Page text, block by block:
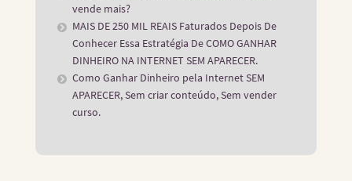
vende mais?
MAIS DE 250 MIL REAIS Faturados Depois De
Conhecer Essa Estratégia De COMO GANHAR
DINHEIRO NA INTERNET SEM APARECER.
Como Ganhar Dinheiro pela Internet SEM
APARECER, Sem criar conteúdo, Sem vender
curso.